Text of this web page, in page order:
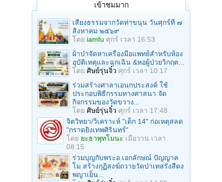
เข้าชมมาก
เสียงธรรมจากวัดท่าขนุน วันศุกร์ที่ ๗
สิงหาคม ๒๕๖๙
โดย iamfu ศุกร์ เวลา 16:53
ผ้าป่าจัดหาเครื่องมือแพทย์สำหรับห้อง
อุบัติเหตุและฉุกเฉิน &หอผู้ป่วยวิกฤต...
โดย ศิษย์รุ่นจิ๋ว ศุกร์ เวลา 10:17
ร่วมสร้างศาลาเอนกประสงค์ ใช้
ประกอบพิธีกรรมทางศาสนา จัด
กิจกรรมของวัดขวาง...
โดย ศิษย์รุ่นจิ๋ว ศุกร์ เวลา 17:48
จิตวิทยา/วิเคราะห์ "เด็ก 14" ก่อเหตุสลด
"กราดยิงเทพศิรินทร์"
โดย ยะธาพุทโมนะ เมื่อวาน เวลา
08:15
ร่วมบุญกับพระอ.เอกลักษณ์ ปัญญาค
โม สร้างกุฏิสงฆ์ถวายวัดป่าเทสรังสีดง
พญาเย็น...